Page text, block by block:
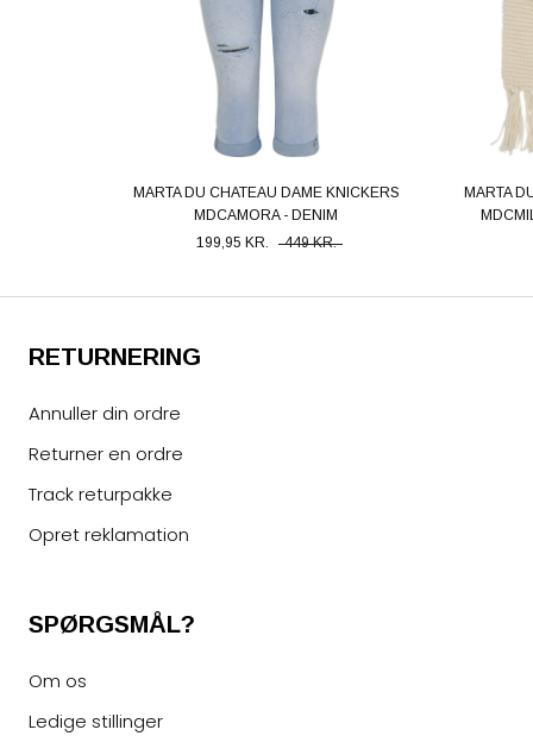
MARTA DU CHATEAU DAME KNICKERS
MDCAMORA - DENIM
199,95 KR.
449 KR.
MARTA
RETURNERING
Annuller din ordre
Returner en ordre
Track returpakke
Opret reklamation
SPØRGSMÅL?
Om os
Ledige stillinger